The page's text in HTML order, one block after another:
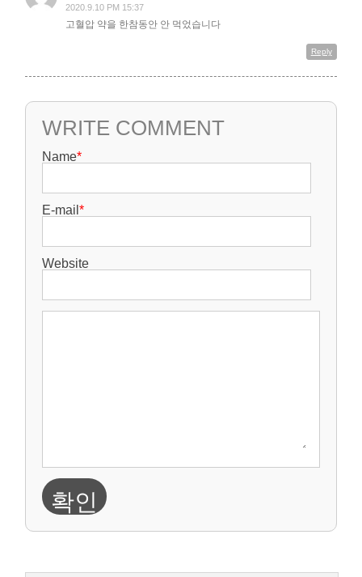
2020.9.10 PM 15:37
고혈압 약을 한참동안 안 먹었습니다
Reply
WRITE COMMENT
Name*
E-mail*
Website
확인